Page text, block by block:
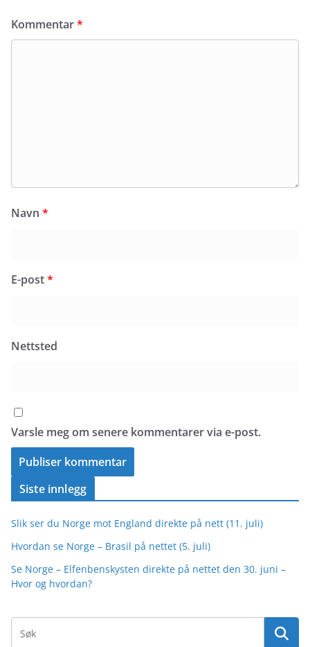
Kommentar*
Navn *
E-post*
Nettsted
Varsle meg om senere kommentarer via e-post.
Siste innlegg
Slik ser du Norge mot England direkte på nett (11. juli)
Hvordan se Norge – Brasil på nettet (5. juli)
Se Norge – Elfenbenskysten direkte på nettet den 30. juni –
Hvor og hvordan?